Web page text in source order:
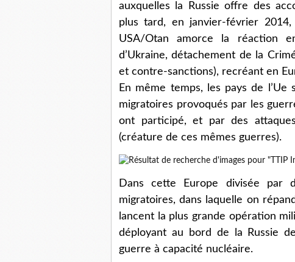
auxquelles la Russie offre des
plus tard, en janvier-février
USA/Otan amorce la réaction
d’Ukraine, détachement de la
et contre-sanctions), recréant en
En même temps, les pays de
migratoires provoqués par les
ont participé, et par des
(créature de ces mêmes guerres).
Dans cette Europe divisée
migratoires, dans laquelle on
lancent la plus grande opération
déployant au bord de la Russie
guerre à capacité nucléaire.